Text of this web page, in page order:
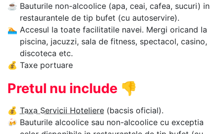
☕ Bauturile non-alcoolice (apa, ceai, cafea, sucuri) in
restaurantele de tip bufet (cu autoservire).
🏊‍ Accesul la toate facilitatile navei. Mergi oricand la
piscina, jacuzzi, sala de fitness, spectacol, casino,
discoteca etc.
💰 Taxe portuare
Pretul nu include 👎
💰 Taxa Servicii Hoteliere (bacsis oficial).
🍻 Bauturile alcoolice sau non-alcoolice cu exceptia